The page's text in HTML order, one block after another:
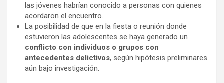
las jóvenes habrían conocido a personas con quienes
acordaron el encuentro.
La posibilidad de que en la fiesta o reunión donde
estuvieron las adolescentes se haya generado un
conflicto con individuos o grupos con
antecedentes delictivos, según hipótesis preliminares
aún bajo investigación.